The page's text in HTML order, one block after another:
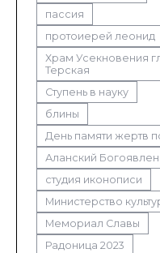
пассия
протоиерей леонид
Храм Усекновения
Терская
Ступень в науку
блины
День памяти жертв
Аланский
студия иконописи
Министерство
Мемориал Славы
Радоница 2023